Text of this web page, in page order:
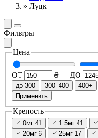
» Луцк
Фильтры
Цена
ОТ ₴ — ДО
до 300 300–400
400+
Применить
Крепость
0мг 41 1.5мг 41
20мг 6 25мг 17